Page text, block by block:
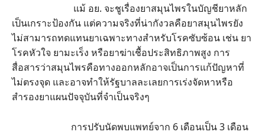
แม้ อย. จะชูเรื่องยาสมุนไพรในบัญชียาหลัก
เป็นเกราะป้องกัน แต่ความจริงที่น่ากังวลคือยาสมุนไพรยัง
ไม่สามารถทดแทนยาเฉพาะทางสำหรับโรคซับซ้อน เช่น ยา
โรคหัวใจ ยามะเร็ง หรือยาฆ่าเชื้อประสิทธิภาพสูง การ
สื่อสารว่าสมุนไพรคือทางออกหลักอาจเป็นการแก้ปัญหาที่
ไม่ตรงจุด และอาจทำให้รัฐบาลละเลยการเร่งจัดหาหรือ
สำรองยาแผนปัจจุบันที่จำเป็นจริงๆ
การปรับนัดพบแพทย์จาก 6 เดือนเป็น 3 เดือน